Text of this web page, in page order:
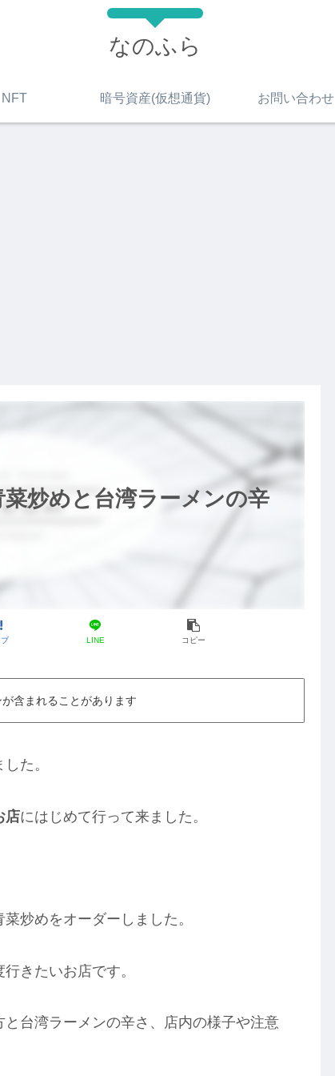
なのふら
NFT 暗号資産(仮想通貨) お問い合わせ
菜炒めと台湾ラーメンの辛
LINE コピー
含まれることがあります
た。
店にはじめて行って来ました。
炒めをオーダーしました。
きたいお店です。
台湾ラーメンの辛さ、店内の様子や注意